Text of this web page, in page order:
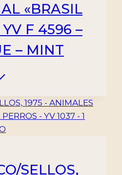
«BRASIL
YV F 4596 –
– MINT
SELLOS,